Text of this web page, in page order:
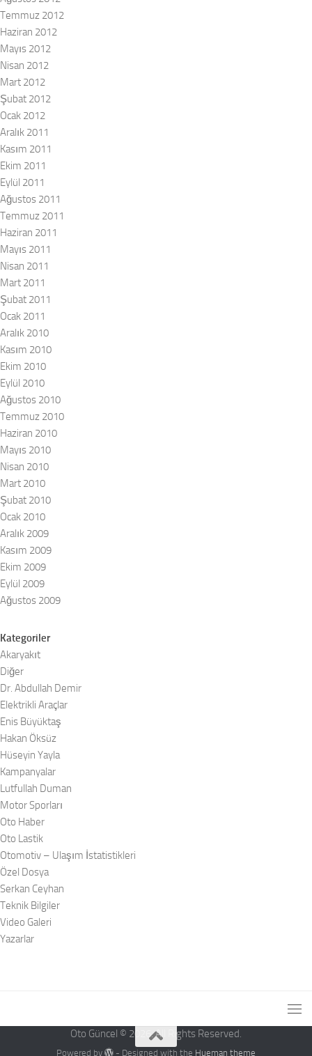
Temmuz 2012
Haziran 2012
Mayıs 2012
Nisan 2012
Mart 2012
Şubat 2012
Ocak 2012
Aralık 2011
Kasım 2011
Ekim 2011
Eylül 2011
Ağustos 2011
Temmuz 2011
Haziran 2011
Mayıs 2011
Nisan 2011
Mart 2011
Şubat 2011
Ocak 2011
Aralık 2010
Kasım 2010
Ekim 2010
Eylül 2010
Ağustos 2010
Temmuz 2010
Haziran 2010
Mayıs 2010
Nisan 2010
Mart 2010
Şubat 2010
Ocak 2010
Aralık 2009
Kasım 2009
Ekim 2009
Eylül 2009
Ağustos 2009
Kategoriler
Akaryakıt
Diğer
Dr. Abdullah Demir
Elektrikli Araçlar
Enis Büyüktaş
Hakan Öksüz
Hüseyin Yayla
Kampanyalar
Lutfullah Duman
Motor Sporları
Oto Haber
Oto Lastik
Otomotiv – Ulaşım İstatistikleri
Özel Dosya
Serkan Ceyhan
Teknik Bilgiler
Video Galeri
Yazarlar
Oto Güncel © 2026. All Rights Reserved.
Powered by - Designed with the Hueman theme